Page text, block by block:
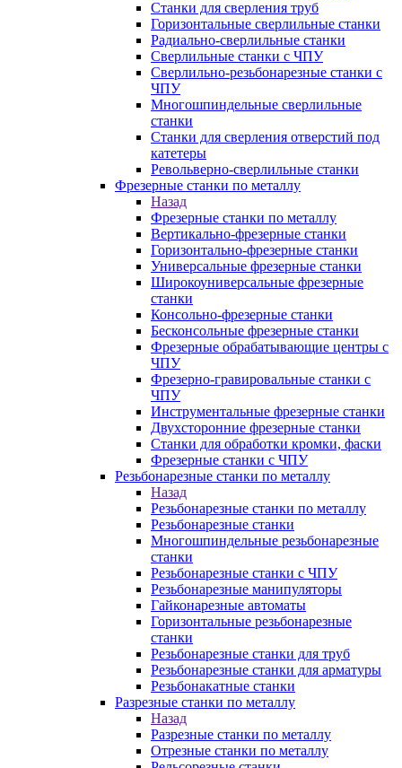
Станки для сверления труб
Горизонтальные сверлильные станки
Радиально-сверлильные станки
Сверлильные станки с ЧПУ
Сверлильно-резьбонарезные станки с
ЧПУ
Многошпиндельные сверлильные
станки
Станки для сверления отверстий под
катетеры
Револьверно-сверлильные станки
Фрезерные станки по металлу
Назад
Фрезерные станки по металлу
Вертикально-фрезерные станки
Горизонтально-фрезерные станки
Универсальные фрезерные станки
Широкоуниверсальные фрезерные
станки
Консольно-фрезерные станки
Бесконсольные фрезерные станки
Фрезерные обрабатывающие центры с
ЧПУ
Фрезерно-гравировальные станки с
ЧПУ
Инструментальные фрезерные станки
Двухсторонние фрезерные станки
Станки для обработки кромки, фаски
Фрезерные станки с ЧПУ
Резьбонарезные станки по металлу
Назад
Резьбонарезные станки по металлу
Резьбонарезные станки
Многошпиндельные резьбонарезные
станки
Резьбонарезные станки с ЧПУ
Резьбонарезные манипуляторы
Гайконарезные автоматы
Горизонтальные резьбонарезные
станки
Резьбонарезные станки для труб
Резьбонарезные станки для арматуры
Резьбонакатные станки
Разрезные станки по металлу
Назад
Разрезные станки по металлу
Отрезные станки по металлу